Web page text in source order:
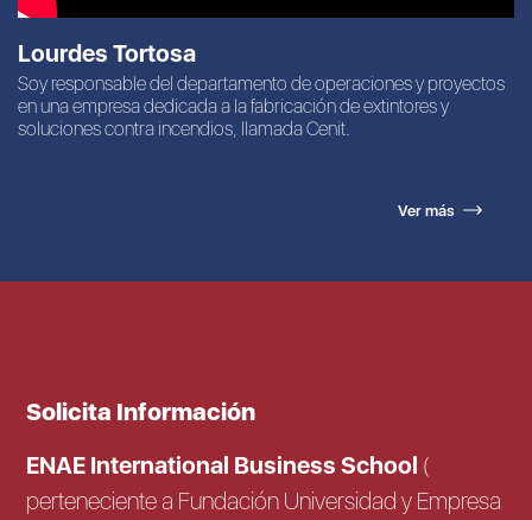
Lourdes Tortosa
Soy responsable del departamento de operaciones y proyectos
en una empresa dedicada a la fabricación de extintores y
soluciones contra incendios, llamada Cenit.
Ver más
Solicita Información
ENAE International Business School (
perteneciente a Fundación Universidad y Empresa